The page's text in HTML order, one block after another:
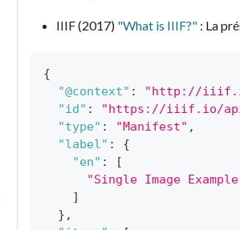
IIIF (2017) "What is IIIF?" : La
{
"@context" : "http://
"id" : "https://iiif.io/api/
"type" : "Manifest" ,
"label" :
{
"en" :
[
"Single Image
]
} ,